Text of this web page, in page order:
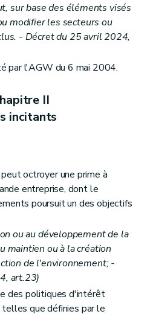
sur base des éléments visés
modifier les secteurs ou
- Décret du 25 avril 2024,
par l'AGW du 6 mai 2004.
II
incitants
octroyer une prime à
entreprise, dont le
poursuit un des objectifs
ou au développement de la
maintien ou à la création
de l'environnement; -
art.23)
des politiques d'intérêt
que définies par le